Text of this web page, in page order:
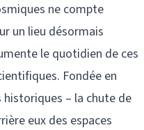
ne compte
un lieu désormais
le quotidien de ces
Fondée en
– la chute de
eux des espaces